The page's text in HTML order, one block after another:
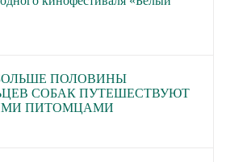
ПОЛОВИНЫ
СОБАК ПУТЕШЕСТВУЮТ
ПИТОМЦАМИ